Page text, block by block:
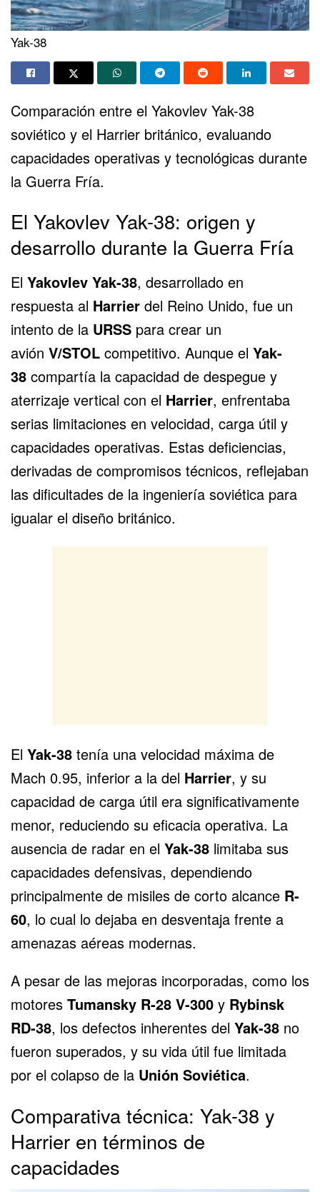
Yak-38
Comparación entre el Yakovlev Yak-38
soviético y el Harrier británico, evaluando
capacidades operativas y tecnológicas durante
la Guerra Fría.
El Yakovlev Yak-38: origen y
desarrollo durante la Guerra Fría
El Yakovlev Yak-38, desarrollado en
respuesta al Harrier del Reino Unido, fue un
intento de la URSS para crear un
avión V/STOL competitivo. Aunque el Yak-
38 compartía la capacidad de despegue y
aterrizaje vertical con el Harrier, enfrentaba
serias limitaciones en velocidad, carga útil y
capacidades operativas. Estas deficiencias,
derivadas de compromisos técnicos, reflejaban
las dificultades de la ingeniería soviética para
igualar el diseño británico.
El Yak-38 tenía una velocidad máxima de
Mach 0.95, inferior a la del Harrier, y su
capacidad de carga útil era significativamente
menor, reduciendo su eficacia operativa. La
ausencia de radar en el Yak-38 limitaba sus
capacidades defensivas, dependiendo
principalmente de misiles de corto alcance R-
60, lo cual lo dejaba en desventaja frente a
amenazas aéreas modernas.
A pesar de las mejoras incorporadas, como los
motores Tumansky R-28 V-300 y Rybinsk
RD-38, los defectos inherentes del Yak-38 no
fueron superados, y su vida útil fue limitada
por el colapso de la Unión Soviética.
Comparativa técnica: Yak-38 y
Harrier en términos de
capacidades